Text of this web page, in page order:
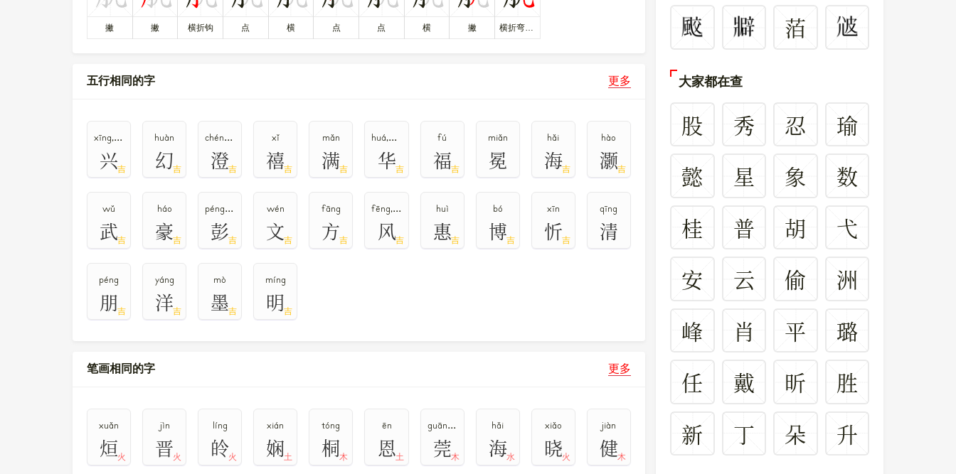
撇 撇 横折钩 点 横 点 点 横 撇 横折弯钩/横斜钩
五行相同的字 更多
xīng,xìng
兴吉
huàn
幻吉
chéng,dèng
澄吉
xǐ
禧吉
mǎn
满吉
huá,huà,huā
华吉
fú
福吉
miǎn
冕
hǎi
海吉
hào
灏吉
wǔ
武吉
háo
豪吉
péng,bāng
彭吉
wén
文吉
fāng
方吉
fēng,fěng
风吉
huì
惠吉
bó
博吉
xīn
忻吉
qīng
清
péng
朋吉
yáng
洋吉
mò
墨吉
míng
明吉
笔画相同的字 更多
xuǎn
烜火
jìn
晋火
líng
皊火
xián
娴土
tóng
桐木
ēn
恩土
guān,guǎn,wǎn
莞木
hǎi
海水
xiǎo
晓火
jiàn
健木
萡
大家都在查
股 秀 忍
瑜
懿
星 象
数
桂
普 胡
弋
安
云 偷
洲
峰
肖 平
璐
任
戴 昕
胜
新
丁 朵 升